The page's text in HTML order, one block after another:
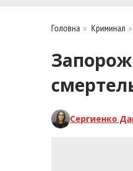
Головна » Криминал
Сергиенко